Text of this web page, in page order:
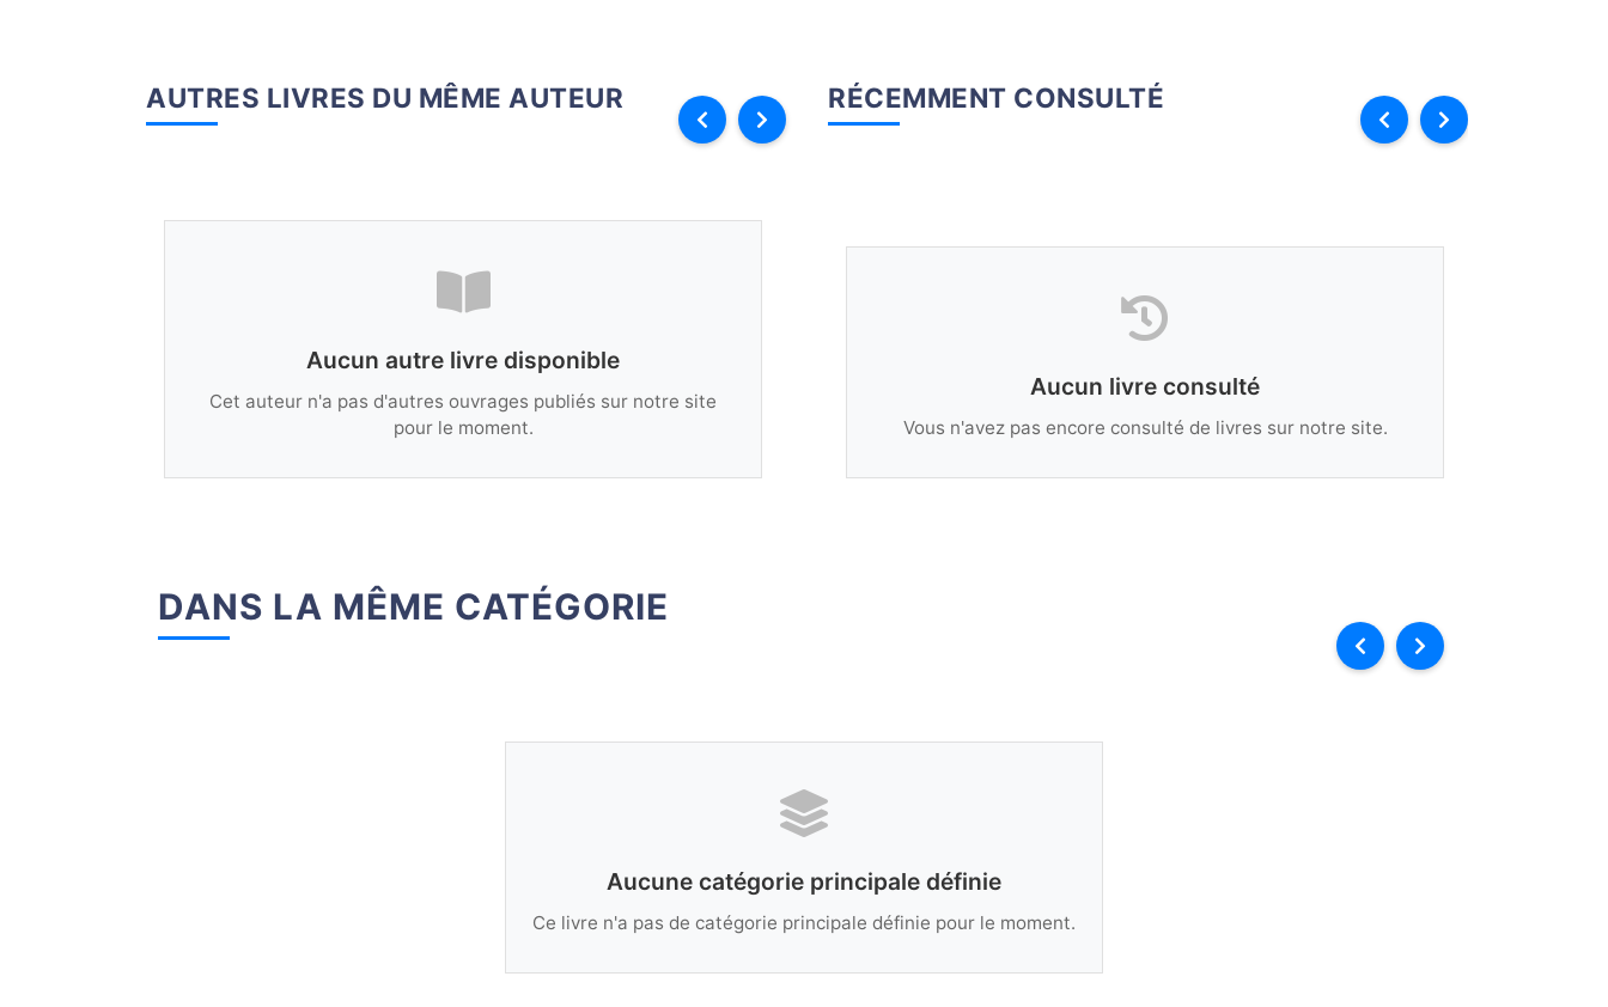
AUTRES LIVRES DU MÊME AUTEUR
Aucun autre livre disponible
Cet auteur n'a pas d'autres ouvrages publiés sur notre site
pour le moment.
RÉCEMMENT CONSULTÉ
Aucun livre consulté
Vous n'avez pas encore consulté de livres sur notre site.
DANS LA MÊME CATÉGORIE
Aucune catégorie principale définie
Ce livre n'a pas de catégorie principale définie pour le moment.